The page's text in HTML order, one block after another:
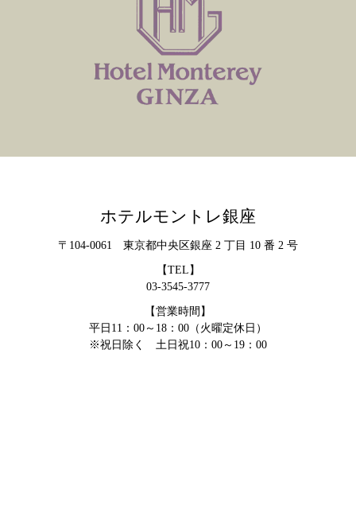
ホテルモントレ銀座
〒104-0061 東京都中央区銀座 2 丁目 10 番 2 号
【TEL】
03-3545-3777
【営業時間】
平日11：00～18：00（火曜定休日）
※祝日除く 土日祝10：00～19：00